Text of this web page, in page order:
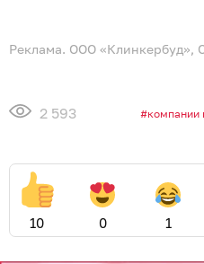
Реклама. ООО «Клинкербуд»,
2 593 компании
10 0 1